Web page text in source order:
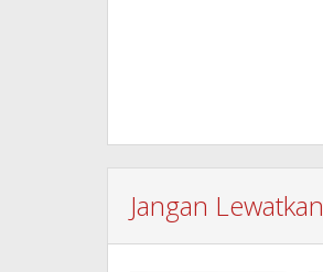
Jangan Lewatkan